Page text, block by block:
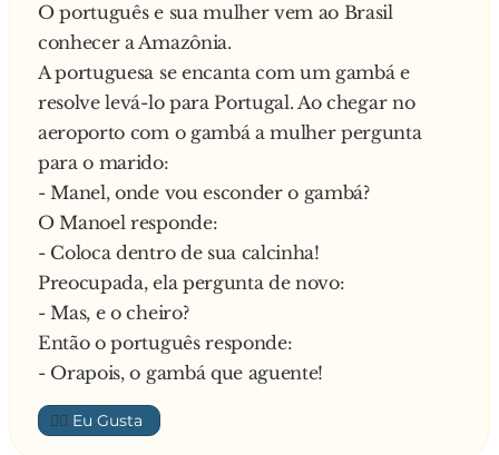
A mulher ficou encantada. E logo viu um
menino:
— Qual o seu nome?
O garoto, todo torto, respondeu:
— Armário.
O português e sua mulher vem ao Brasil
conhecer a Amazônia.
A portuguesa se encanta com um gambá e
resolve levá-lo para Portugal. Ao chegar no
aeroporto com o gambá a mulher pergunta
para o marido:
- Manel, onde vou esconder o gambá?
O Manoel responde:
- Coloca dentro de sua calcinha!
Preocupada, ela pergunta de novo:
- Mas, e o cheiro?
Então o português responde:
- Orapois, o gambá que aguente!
👍🏼